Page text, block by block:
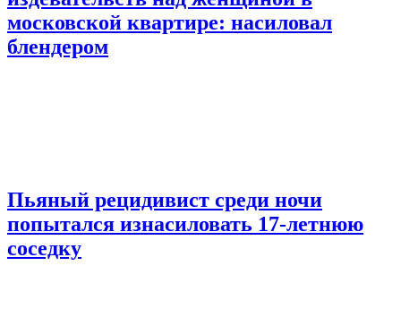
московской квартире: насиловал
блендером
Пьяный рецидивист среди ночи
попытался изнасиловать 17-летнюю
соседку